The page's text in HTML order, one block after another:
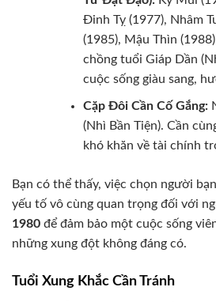
Đinh Tỵ (1977), Nhâm
(1985), Mậu Thìn
chồng tuổi Giáp Dần
cuộc sống giàu sang,
Cặp Đôi Cần Cố Gắng:
(Nhì Bần Tiện). Cần
khó khăn về tài chính
Bạn có thể thấy, việc chọn người
yếu tố vô cùng quan trọng đối với
1980 để đảm bảo một cuộc sống
những xung đột không đáng có.
Tuổi Xung Khắc Cần Tránh